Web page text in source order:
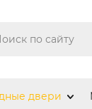
двери